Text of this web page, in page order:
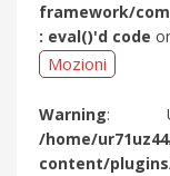
framework/
: eval()'d code
Mozioni
Warning:
/home/
content/